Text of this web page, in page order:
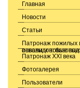
Главная
Новости
Статьи
Патронаж пожилых
Патронаж XXI века
Фотогалерея
Пользователи